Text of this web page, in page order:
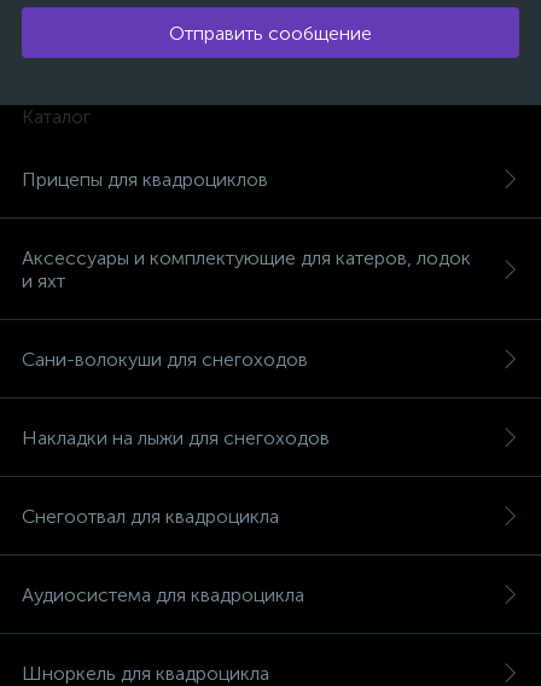
Отправить сообщение
Каталог
Прицепы для квадроциклов
Аксессуары и комплектующие для катеров, лодок
и яхт
Сани-волокуши для снегоходов
Накладки на лыжи для снегоходов
Снегоотвал для квадроцикла
Аудиосистема для квадроцикла
Шноркель для квадроцикла